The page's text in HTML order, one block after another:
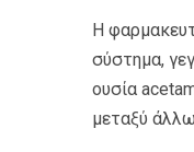
Η
σύστημα,
ουσία
μεταξύ